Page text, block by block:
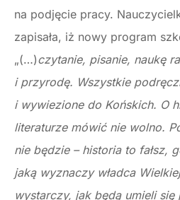
na podjęcie pracy.
zapisała, iż nowy program
„(…)czytanie, pisanie, naukę
i przyrodę. Wszystkie
i wywiezione do Końskich. O
literaturze mówić nie wolno.
nie będzie – historia to fałsz,
jaką wyznaczy władca
wystarczy, jak będą umieli się